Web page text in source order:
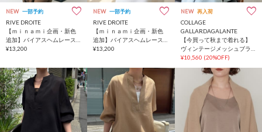
NEW 一部予約
RIVE DROITE
【ｍｉｎａｍｉ企画・新色
追加】バイアスヘムレース
キャミソール
¥13,200
NEW 一部予約
RIVE DROITE
【ｍｉｎａｍｉ企画・新色
追加】バイアスヘムレース
キャミソール
¥13,200
NEW 再入荷
COLLAGE
GALLARDAGALANTE
【今買って秋まで着れる】
ヴィンテージメッシュブラ
ウス/シアー
¥10,560 (20%OFF)